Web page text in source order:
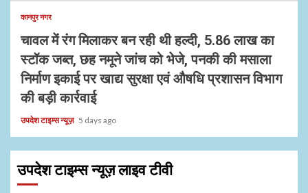
कानपुर नगर
चावल में रंग मिलाकर बन रही थी हल्दी, 5.86 लाख का
स्टॉक जब्त, छह नमूने जांच को भेजे, पनकी की मसाला
निर्माण इकाई पर खाद्य सुरक्षा एवं औषधि प्रशासन विभाग
की बड़ी कार्रवाई
उपदेश टाइम्स न्यूज़ 5 days ago
उपदेश टाइम्स न्यूज़ लाइव टीवी